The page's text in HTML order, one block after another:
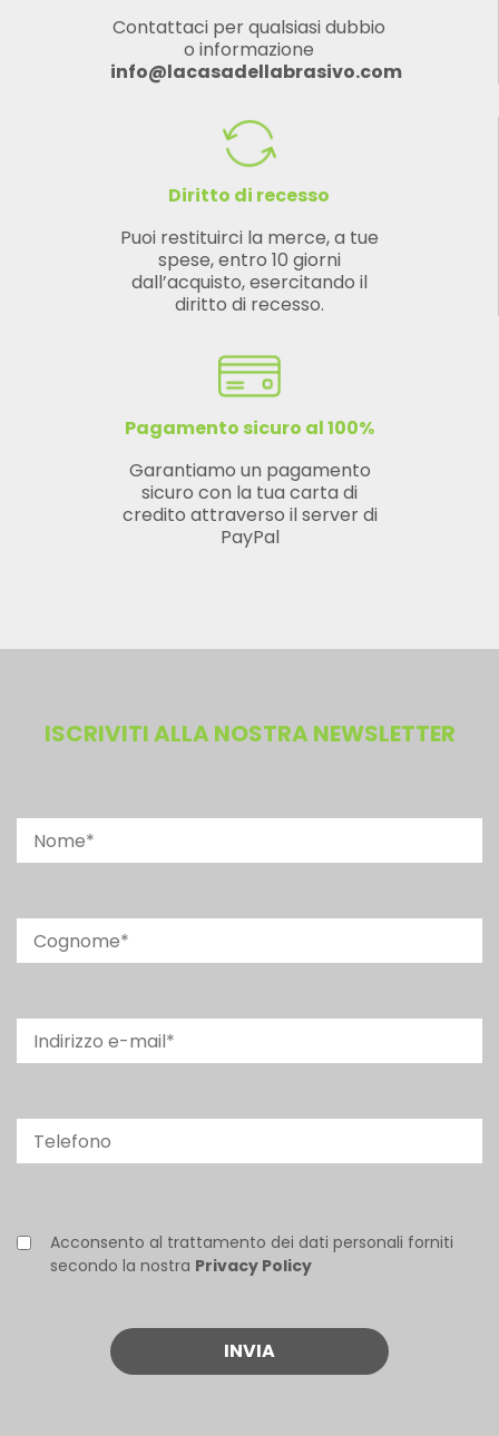
Contattaci per qualsiasi dubbio
o informazione
info@lacasadellabrasivo.com
Diritto di recesso
Puoi restituirci la merce, a tue
spese, entro 10 giorni
dall’acquisto, esercitando il
diritto di recesso.
Pagamento sicuro al 100%
Garantiamo un pagamento
sicuro con la tua carta di
credito attraverso il server di
PayPal
ISCRIVITI ALLA NOSTRA NEWSLETTER
Acconsento al trattamento dei dati personali forniti
secondo la nostra Privacy Policy